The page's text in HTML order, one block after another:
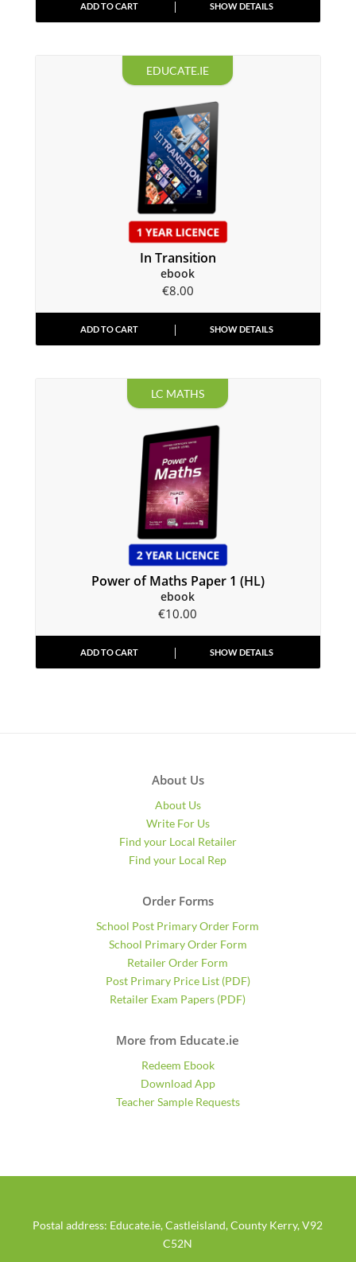
ADD TO CART SHOW DETAILS
EDUCATE.IE
In Transition
ebook
€8.00
ADD TO CART SHOW DETAILS
LC MATHS
Power of Maths Paper 1 (HL)
ebook
€10.00
ADD TO CART SHOW DETAILS
About Us
About Us
Write For Us
Find your Local Retailer
Find your Local Rep
Order Forms
School Post Primary Order Form
School Primary Order Form
Retailer Order Form
Post Primary Price List (PDF)
Retailer Exam Papers (PDF)
More from Educate.ie
Redeem Ebook
Download App
Teacher Sample Requests
Postal address: Educate.ie, Castleisland, County Kerry, V92
C52N